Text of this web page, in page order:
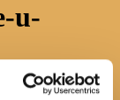
u-